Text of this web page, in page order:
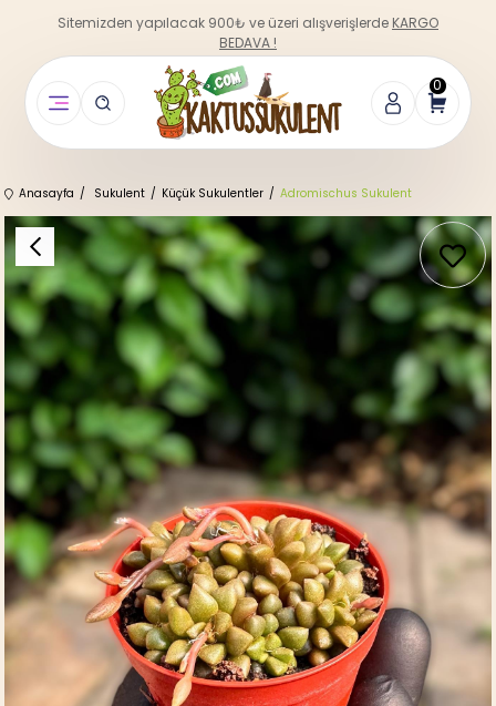
Sitemizden yapılacak 900₺ ve üzeri alışverişlerde KARGO
BEDAVA !
0
Anasayfa Sukulent Küçük Sukulentler Adromischus Sukulent